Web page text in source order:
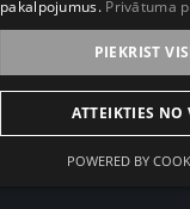
pakalpojumus. Privātuma
PIEKRIST
ATTEIKTIES NO
POWERED BY